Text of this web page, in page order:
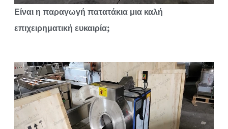
Είναι η παραγωγή πατατάκια μια καλή
επιχειρηματική ευκαιρία;